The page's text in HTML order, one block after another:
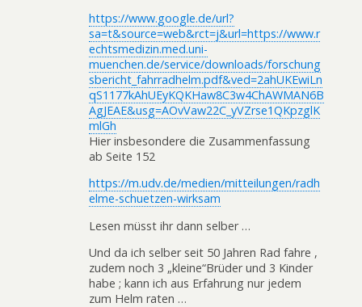
https://www.google.de/url?
sa=t&source=web&rct=j&url=https://www.r
echtsmedizin.med.uni-
muenchen.de/service/downloads/forschung
sbericht_fahrradhelm.pdf&ved=2ahUKEwiLn
qS1177kAhUEyKQKHaw8C3w4ChAWMAN6B
AgJEAE&usg=AOvVaw22C_yVZrse1QKpzglK
mlGh
Hier insbesondere die Zusammenfassung
ab Seite 152
https://m.udv.de/medien/mitteilungen/radh
elme-schuetzen-wirksam
Lesen müsst ihr dann selber …
Und da ich selber seit 50 Jahren Rad fahre ,
zudem noch 3 „kleine“Brüder und 3 Kinder
habe ; kann ich aus Erfahrung nur jedem
zum Helm raten …